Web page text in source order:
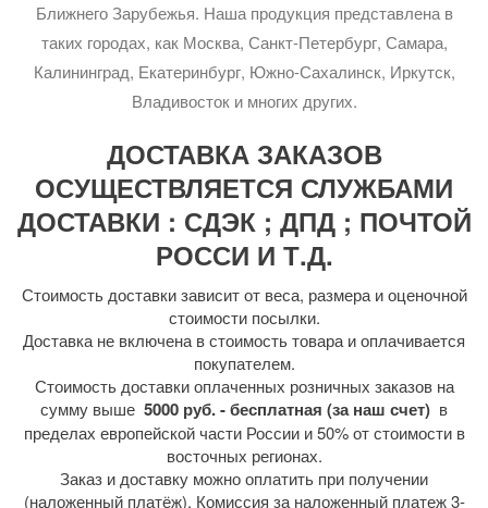
Ближнего Зарубежья. Наша продукция представлена в
таких городах, как Москва, Санкт-Петербург, Самара,
Калининград, Екатеринбург, Южно-Сахалинск, Иркутск,
Владивосток и многих других.
ДОСТАВКА ЗАКАЗОВ
ОСУЩЕСТВЛЯЕТСЯ СЛУЖБАМИ
ДОСТАВКИ : СДЭК ; ДПД ; ПОЧТОЙ
РОССИ И Т.Д.
Стоимость доставки зависит от веса, размера и оценочной
стоимости посылки.
Доставка не включена в стоимость товара и оплачивается
покупателем.
Стоимость доставки оплаченных розничных заказов на
сумму выше 5000 руб. - бесплатная (за наш счет) в
пределах европейской части России и 50% от стоимости в
восточных регионах.
Заказ и доставку можно оплатить при получении
(наложенный платёж). Комиссия за наложенный платеж 3-